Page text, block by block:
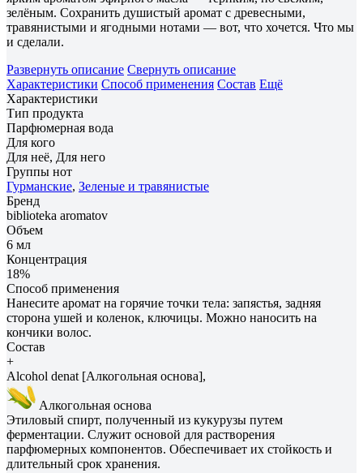
зелёным. Сохранить душистый аромат с древесными,
травянистыми и ягодными нотами — вот, что хочется. Что мы
и сделали.
Развернуть описание Свернуть описание
Характеристики Способ применения Состав Ещё
Характеристики
Тип продукта
Парфюмерная вода
Для кого
Для неё, Для него
Группы нот
Гурманские, Зеленые и травянистые
Бренд
biblioteka aromatov
Объем
6 мл
Концентрация
18%
Способ применения
Нанесите аромат на горячие точки тела: запястья, задняя
сторона ушей и коленок, ключицы. Можно наносить на
кончики волос.
Состав
+
Alcohol denat [Алкогольная основа],
Алкогольная основа
Этиловый спирт, полученный из кукурузы путем
ферментации. Служит основой для растворения
парфюмерных компонентов. Обеспечивает их стойкость и
длительный срок хранения.